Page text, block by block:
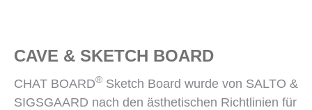
CAVE & SKETCH BOARD
CHAT BOARD® Sketch Board wurde von SALTO &
SIGSGAARD nach den ästhetischen Richtlinien für